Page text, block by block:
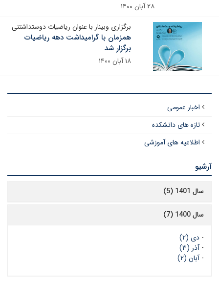
۲۸ آبان ۱۴۰۰
برگزاری وبینار با عنوان ریاضیات دوستداشتنی
همزمان با گرامیداشت دهه ریاضیات
برگزار شد
۱۸ آبان ۱۴۰۰
اخبار عمومی
تازه های دانشکده
اطلاعیه های آموزشی
آرشیو
سال 1401 (5)
سال 1400 (7)
- دی (۲)
-آذر (۳)
-آبان (۲)